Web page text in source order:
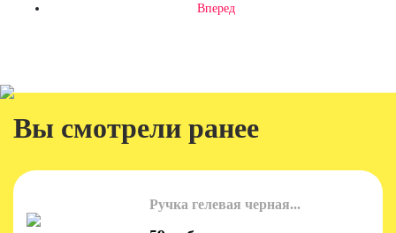
Вперед
Вы смотрели ранее
Ручка гелевая черная...